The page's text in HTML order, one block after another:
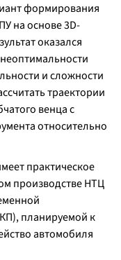
формирования
на основе 3D-
оказался
и сложности
траектории
венца с
относительно
практическое
производстве НТЦ
планируемой к
автомобиля